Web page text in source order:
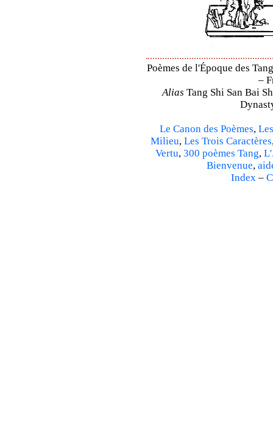
Poèmes de l'Époque des
–
Alias Tang Shi San Bai
Le Canon des Poèmes,
Milieu, Les Trois Caractères
Vertu, 300 poèmes Tang,
Bienvenue,
Index–